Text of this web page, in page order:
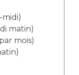
midi)
matin)
mois)